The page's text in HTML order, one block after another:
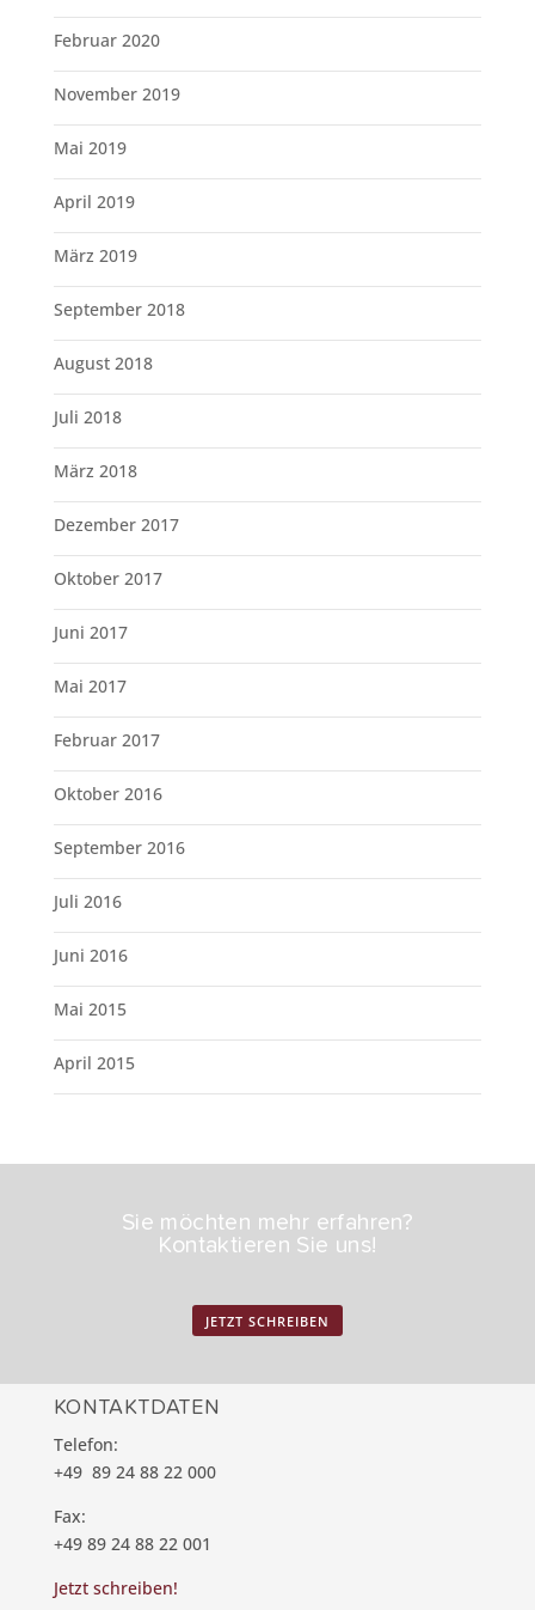
Februar 2020
November 2019
Mai 2019
April 2019
März 2019
September 2018
August 2018
Juli 2018
März 2018
Dezember 2017
Oktober 2017
Juni 2017
Mai 2017
Februar 2017
Oktober 2016
September 2016
Juli 2016
Juni 2016
Mai 2015
April 2015
Sie möchten mehr erfahren?
Kontaktieren Sie uns!
JETZT SCHREIBEN
KONTAKTDATEN
Telefon:
+49 89 24 88 22 000
Fax:
+49 89 24 88 22 001
Jetzt schreiben!